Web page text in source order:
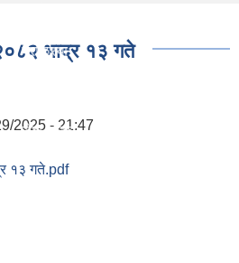
प्रक्रिया:
सेवा शुल्क:
२०८२ भाद्र १३ गते
2025 - 21:47
१३ गते.pdf